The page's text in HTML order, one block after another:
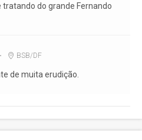
tratando do grande Fernando
BSB/DF
de muita erudição.